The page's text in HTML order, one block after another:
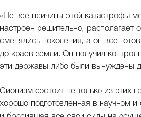
«Не все причины этой катастрофы
настроен решительно,
сменялись поколения, а он все
до краев земли. Он получил
эти державы либо были вынуждены
Сионизм состоит не только из этих
хорошо подготовленная в научном